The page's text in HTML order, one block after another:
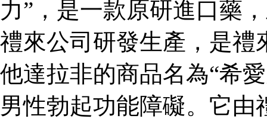
力”，是一款原研進口藥
禮來公司研發生產，是禮
他達拉非的商品名為“希
男性勃起功能障礙。它